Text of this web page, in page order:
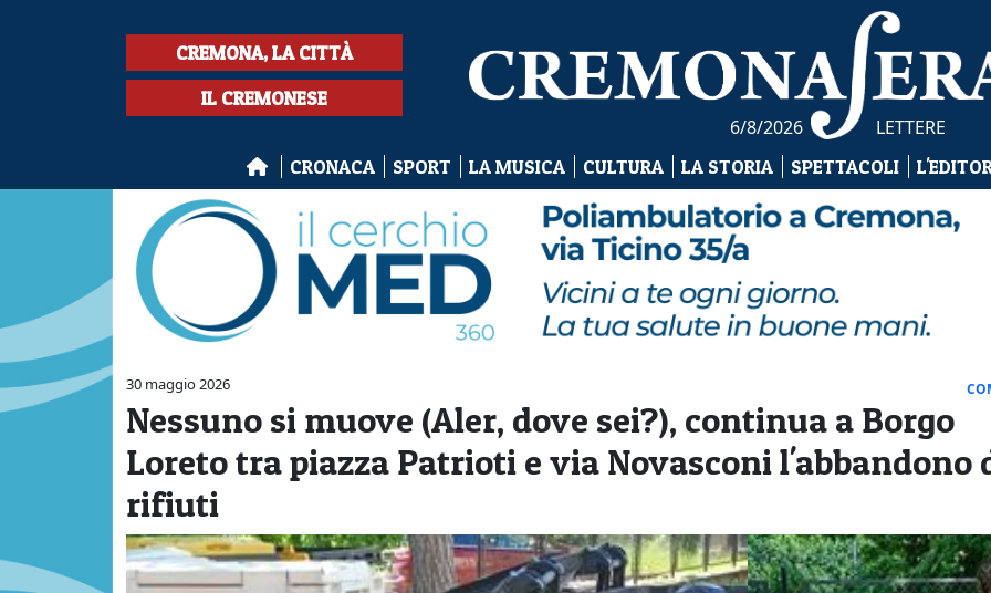
CREMONA, LA CITTÀ
IL CREMONESE
6/8/2026 LETTERE
CRONACA SPORT LA MUSICA CULTURA LA STORIA SPETTACOLI
30 maggio 2026
Nessuno si muove (Aler, dove sei?), continua a Borgo
Loreto tra piazza Patrioti e via Novasconi l'abbandono
rifiuti